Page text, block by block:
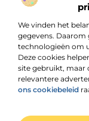
We vinden het
gegevens. Daarom
technologieën om
Deze cookies
site gebruikt, maar
relevantere
ons cookiebeleid
Jouw